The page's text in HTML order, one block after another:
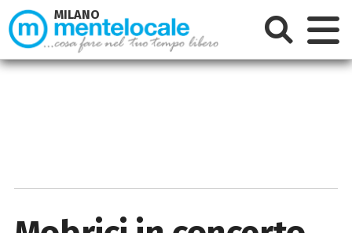
MILANO